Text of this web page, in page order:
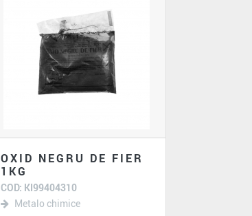
OXID NEGRU DE FIER
1KG
COD: KI99404310
Metalo chimice